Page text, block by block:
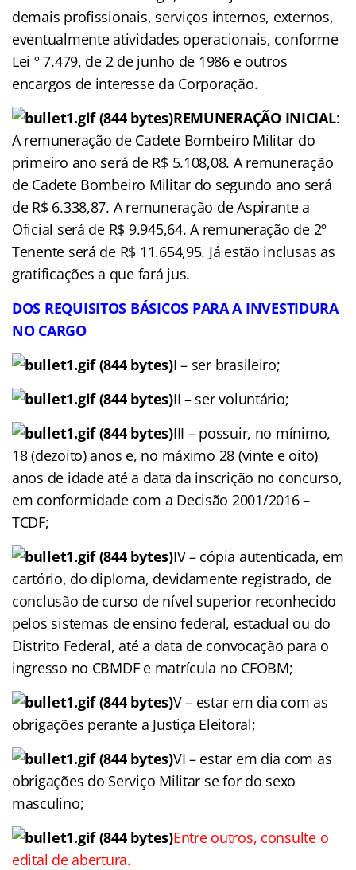
demais profissionais, serviços internos, externos,
eventualmente atividades operacionais, conforme
Lei º 7.479, de 2 de junho de 1986 e outros
encargos de interesse da Corporação.
REMUNERAÇÃO INICIAL:
A remuneração de Cadete Bombeiro Militar do
primeiro ano será de R$ 5.108,08. A remuneração
de Cadete Bombeiro Militar do segundo ano será
de R$ 6.338,87. A remuneração de Aspirante a
Oficial será de R$ 9.945,64. A remuneração de 2º
Tenente será de R$ 11.654,95. Já estão inclusas as
gratificações a que fará jus.
DOS REQUISITOS BÁSICOS PARA A INVESTIDURA
NO CARGO
I – ser brasileiro;
II – ser voluntário;
III – possuir, no mínimo,
18 (dezoito) anos e, no máximo 28 (vinte e oito)
anos de idade até a data da inscrição no concurso,
em conformidade com a Decisão 2001/2016 –
TCDF;
IV – cópia autenticada, em
cartório, do diploma, devidamente registrado, de
conclusão de curso de nível superior reconhecido
pelos sistemas de ensino federal, estadual ou do
Distrito Federal, até a data de convocação para o
ingresso no CBMDF e matrícula no CFOBM;
V – estar em dia com as
obrigações perante a Justiça Eleitoral;
VI – estar em dia com as
obrigações do Serviço Militar se for do sexo
masculino;
Entre outros, consulte o
edital de abertura.